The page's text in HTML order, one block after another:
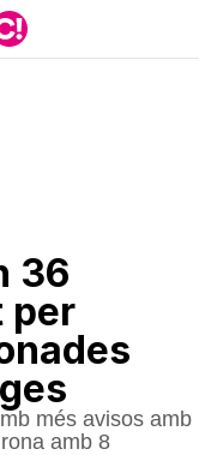
36
per
més avisos amb
amb 8